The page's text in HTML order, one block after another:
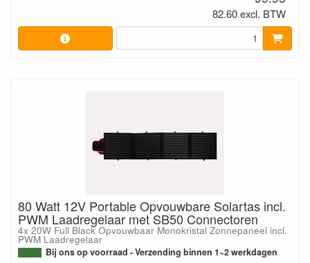
82.60 excl. BTW
80 Watt 12V Portable Opvouwbare Solartas incl.
PWM Laadregelaar met SB50 Connectoren
4x 20W Full Black Opvouwbaar Monokristal Zonnepaneel incl.
PWM Laadregelaar
Bij ons op voorraad - Verzending binnen 1~2 werkdagen